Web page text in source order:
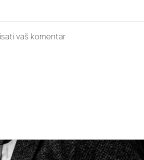
vaš komentar